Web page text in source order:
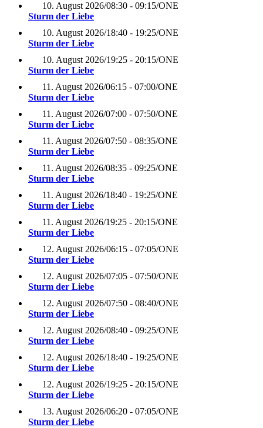
10. August 2026/08:30 - 09:15/ONE
Sturm der Liebe
10. August 2026/18:40 - 19:25/ONE
Sturm der Liebe
10. August 2026/19:25 - 20:15/ONE
Sturm der Liebe
11. August 2026/06:15 - 07:00/ONE
Sturm der Liebe
11. August 2026/07:00 - 07:50/ONE
Sturm der Liebe
11. August 2026/07:50 - 08:35/ONE
Sturm der Liebe
11. August 2026/08:35 - 09:25/ONE
Sturm der Liebe
11. August 2026/18:40 - 19:25/ONE
Sturm der Liebe
11. August 2026/19:25 - 20:15/ONE
Sturm der Liebe
12. August 2026/06:15 - 07:05/ONE
Sturm der Liebe
12. August 2026/07:05 - 07:50/ONE
Sturm der Liebe
12. August 2026/07:50 - 08:40/ONE
Sturm der Liebe
12. August 2026/08:40 - 09:25/ONE
Sturm der Liebe
12. August 2026/18:40 - 19:25/ONE
Sturm der Liebe
12. August 2026/19:25 - 20:15/ONE
Sturm der Liebe
13. August 2026/06:20 - 07:05/ONE
Sturm der Liebe